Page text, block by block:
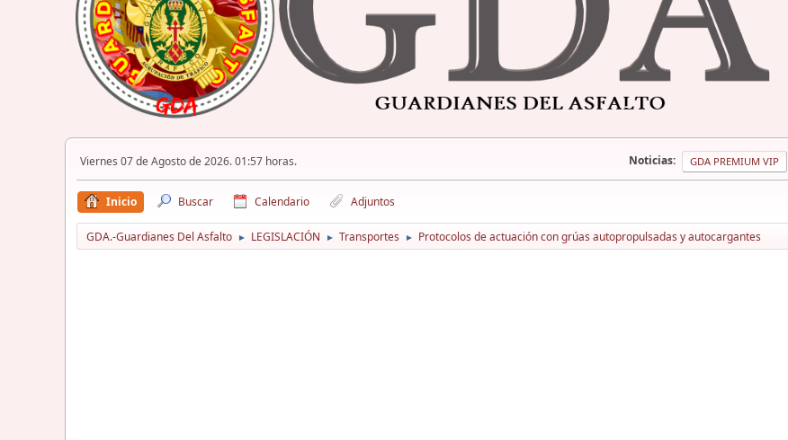
Viernes 07 de Agosto de 2026. 01:57 horas. Noticias: GDA PREMIUM VIP
Inicio Buscar Calendario Adjuntos
GDA.-Guardianes Del Asfalto ► LEGISLACIÓN ► Transportes ► Protocolos de actuación con grúas autopropulsadas y autocargantes